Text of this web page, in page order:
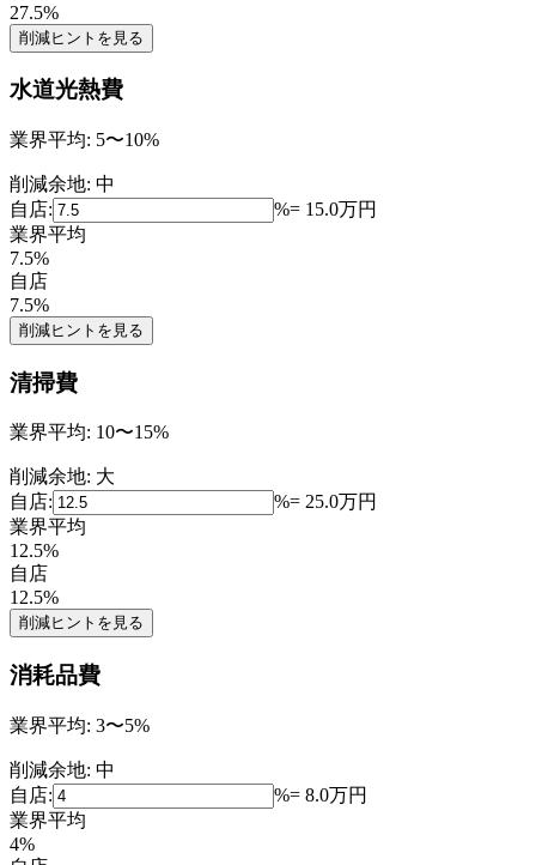
27.5%
削減ヒントを見る
水道光熱費
業界平均: 5〜10%
削減余地: 中
自店:
%= 15.0万円
業界平均
7.5%
自店
7.5%
削減ヒントを見る
清掃費
業界平均: 10〜15%
削減余地: 大
自店:
%= 25.0万円
業界平均
12.5%
自店
12.5%
削減ヒントを見る
消耗品費
業界平均: 3〜5%
削減余地: 中
自店:
%= 8.0万円
業界平均
4%